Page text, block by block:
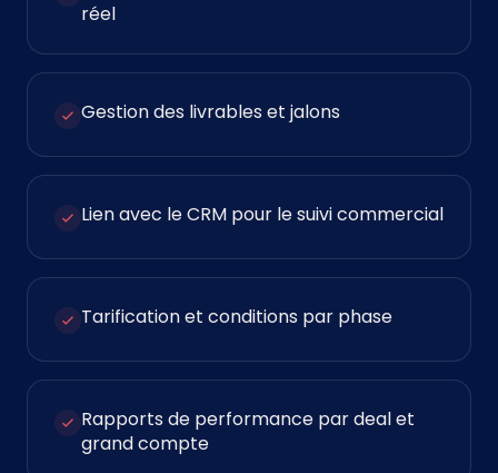
réel
Gestion des livrables et jalons
Lien avec le CRM pour le suivi commercial
Tarification et conditions par phase
Rapports de performance par deal et
grand compte